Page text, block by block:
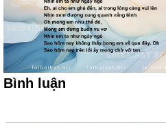
Bình luận